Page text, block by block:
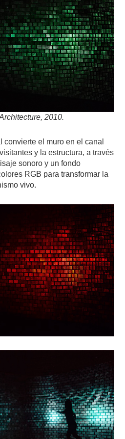
2010.
convierte el muro en el canal
y la estructura, a través
sonoro y un fondo
RGB para transformar la
vivo.